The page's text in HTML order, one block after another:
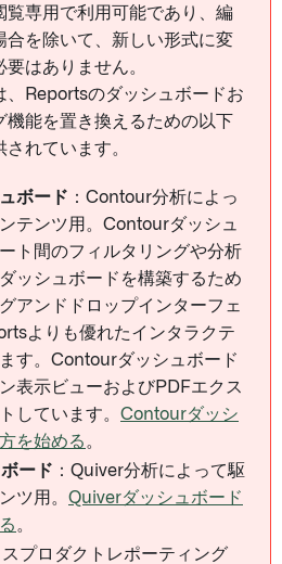
覧専用で利用可能であり、編
合を除いて、新しい形式に変
はありません。
、Reportsのダッシュボードお
機能を置き換えるための以下
れています。
ボード ：Contour分析によっ
テンツ用。Contourダッシュ
ト間のフィルタリングや分析
ッシュボードを構築するため
アンドドロップインターフェ
よりも優れたインタラクテ
す。Contourダッシュボード
表示ビューおよびPDFエクス
しています。 Contourダッシ
を始める 。
ード ：Quiver分析によって駆
ツ用。 Quiverダッシュボード
。
スプロダクトレポーティング